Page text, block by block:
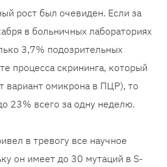
рост был очевиден. Если за
в больничных лабораториях
3,7% подозрительных
процесса скрининга, который
вариант омикрона в ПЦР), то
23% всего за одну неделю.
в тревогу все научное
он имеет до 30 мутаций в S-